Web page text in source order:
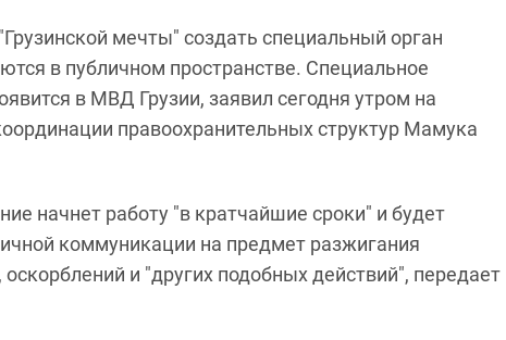
мечты" создать специальный орган
в публичном пространстве. Специальное
в МВД Грузии, заявил сегодня утром на
правоохранительных структур Мамука
начнет работу "в кратчайшие сроки" и будет
коммуникации на предмет разжигания
и "других подобных действий", передает